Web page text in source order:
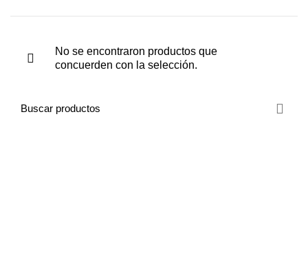
No se encontraron productos que
concuerden con la selección.